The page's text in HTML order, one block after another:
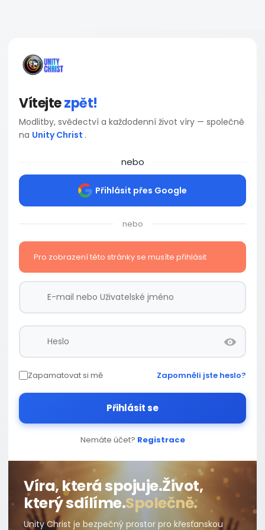
Vítejtezpět!
Modlitby, svědectví a každodenní život víry — společně
na Unity Christ .
nebo
Přihlásit přes Google
nebo
Pro zobrazení této stránky se musíte přihlásit
Zapamatovat si mě Zapomněli jste heslo?
Přihlásit se
Nemáte účet? Registrace
Víra, která spojuje.Život,
který sdílíme.Společně.
Unity Christ je bezpečný prostor pro křesťanskou